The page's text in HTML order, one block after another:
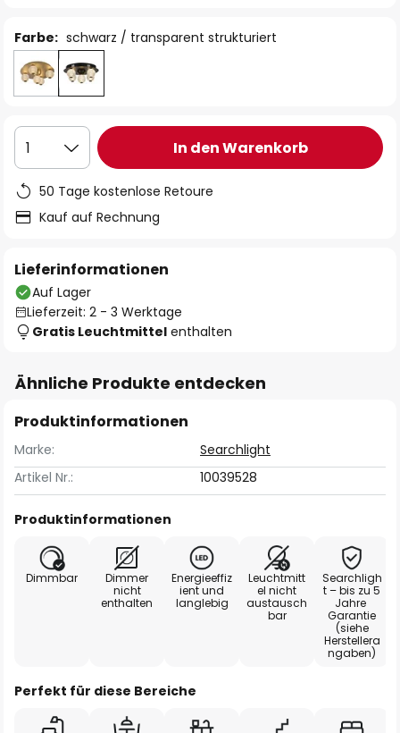
Farbe: schwarz / transparent strukturiert
1 In den Warenkorb
50 Tage kostenlose Retoure
Kauf auf Rechnung
Lieferinformationen
Auf Lager
Lieferzeit: 2 - 3 Werktage
Gratis Leuchtmittel enthalten
Ähnliche Produkte entdecken
Produktinformationen
Marke:
Searchlight
Artikel Nr.:
10039528
Produktinformationen
Dimmbar
Dimmer
nicht
enthalten
Energieeffiz
ient und
langlebig
Leuchtmitt
el nicht
austausch
bar
Searchligh
t – bis zu 5
Jahre
Garantie
(siehe
Herstellera
ngaben)
Perfekt für diese Bereiche